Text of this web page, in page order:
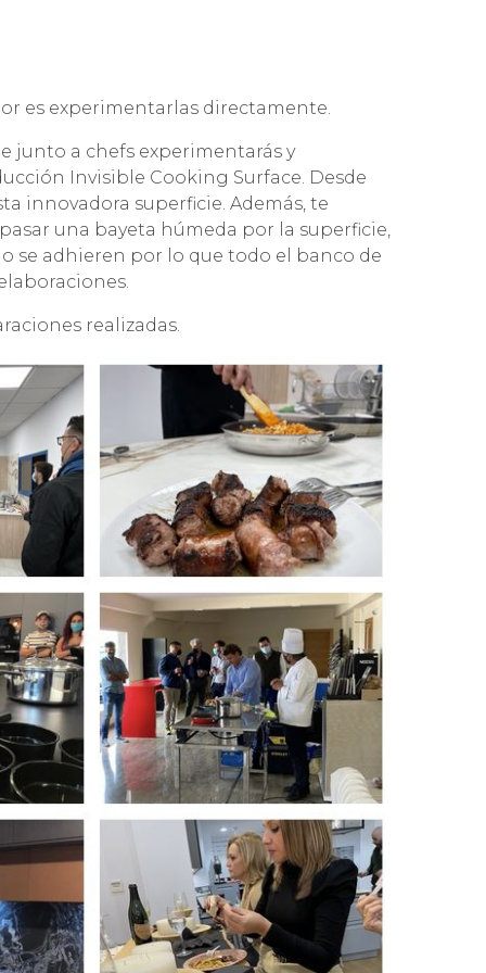
es experimentarlas directamente.
junto a chefs experimentarás y
Invisible Cooking Surface. Desde
innovadora superficie. Además, te
una bayeta húmeda por la superficie,
se adhieren por lo que todo el banco de
realizadas.